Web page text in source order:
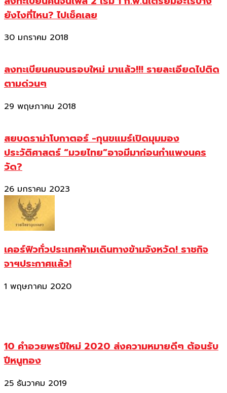
ยังไงที่ไหน? ไปเช็คเลย
30 มกราคม 2018
ลงทะเบียนคนจนรอบใหม่ มาแล้ว!!! รายละเอียดไปติด
ตามด่วนๆ
29 พฤษภาคม 2018
สยบดราม่าโบกาตอร์ -กุนขแมร์เปิดมุมมอง
ประวัติศาสตร์ “มวยไทย”อาจมีมาก่อนกำแพงนคร
วัด?
26 มกราคม 2023
เคอร์ฟิวทั่วประเทศห้ามเดินทางข้ามจังหวัด! ราชกิจ
จาฯประกาศแล้ว!
1 พฤษภาคม 2020
10 คำอวยพรปีใหม่ 2020 ส่งความหมายดีๆ ต้อนรับ
ปีหนูทอง
25 ธันวาคม 2019